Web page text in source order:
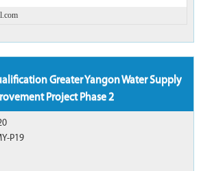
Greater Yangon Water Supply
Project Phase 2
P19